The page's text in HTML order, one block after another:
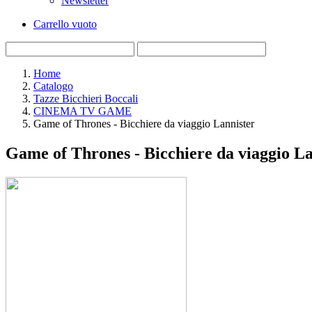
Carrello vuoto
Home
Catalogo
Tazze Bicchieri Boccali
CINEMA TV GAME
Game of Thrones - Bicchiere da viaggio Lannister
Game of Thrones - Bicchiere da viaggio